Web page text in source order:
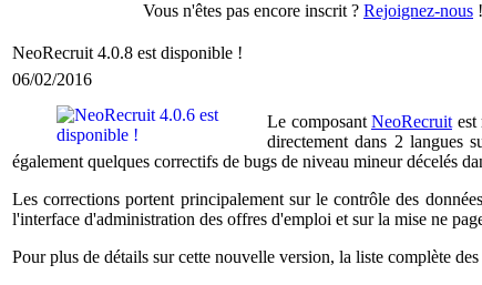
Vous n'êtes pas encore inscrit ? Rejoignez-nous !
NeoRecruit 4.0.8 est disponible !
06/02/2016
Le composant NeoRecruit est
directement dans 2 langues
également quelques correctifs de bugs de niveau mineur décelés
Les corrections portent principalement sur le contrôle des
l'interface d'administration des offres d'emploi et sur la mise ne
Pour plus de détails sur cette nouvelle version, la liste complète